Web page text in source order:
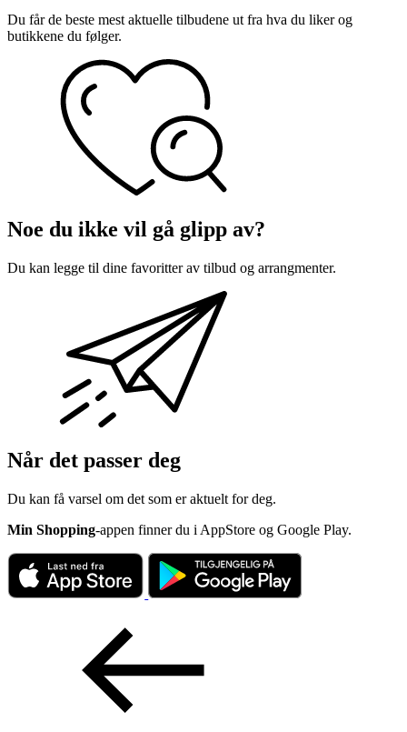
Du får de beste mest aktuelle tilbudene ut fra hva du liker og
butikkene du følger.
Noe du ikke vil gå glipp av?
Du kan legge til dine favoritter av tilbud og arrangmenter.
Når det passer deg
Du kan få varsel om det som er aktuelt for deg.
Min Shopping-appen finner du i AppStore og Google Play.